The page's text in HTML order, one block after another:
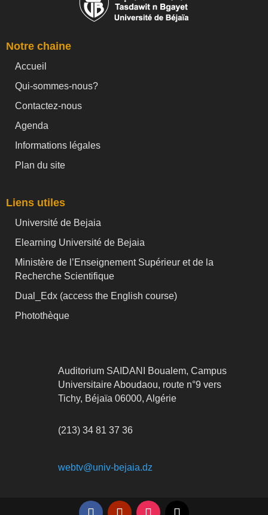
Notre chaine
Accueil
Qui-sommes-nous?
Contactez-nous
Agenda
Informations légales
Plan du site
Liens utiles
Université de Bejaia
Elearning Université de Bejaia
Ministère de l’Enseignement Supérieur et de la
Recherche Scientifique
Dual_Edx (access the English course)
Photothèque
Auditorium SAIDANI Boualem, Campus
Universitaire Aboudaou, route n°9 vers
Tichy, Béjaïa 06000, Algérie
(213) 34 81 37 36
webtv@univ-bejaia.dz